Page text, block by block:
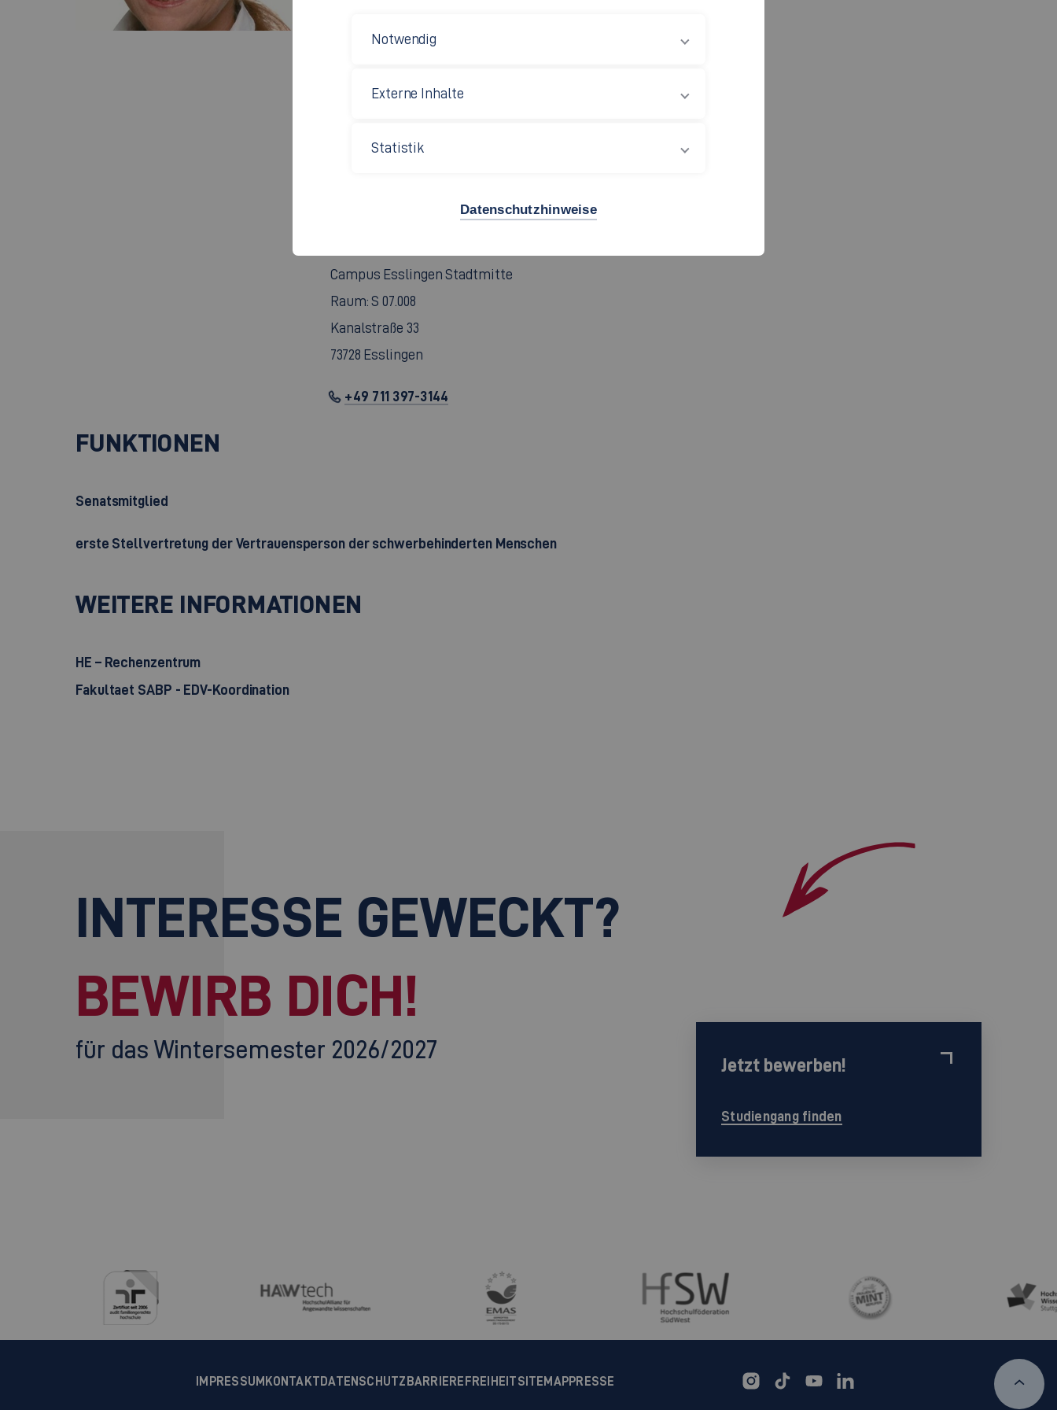
Campus Esslingen Stadtmitte
Raum: S 07.008
Kanalstraße 33
73728 Esslingen
+49 711 397-3144
FUNKTIONEN
Senatsmitglied
erste Stellvertretung der Vertrauensperson der schwerbehinderten Menschen
WEITERE INFORMATIONEN
HE – Rechenzentrum
Fakultaet SABP - EDV-Koordination
INTERESSE GEWECKT?
BEWIRB DICH!
für das Wintersemester 2026/2027
Jetzt bewerben!
Studiengang finden
IMPRESSUM KONTAKT DATENSCHUTZ BARRIEREFREIHEITSITEMAPPRESSE
Notwendig
Externe Inhalte
Statistik
Datenschutzhinweise